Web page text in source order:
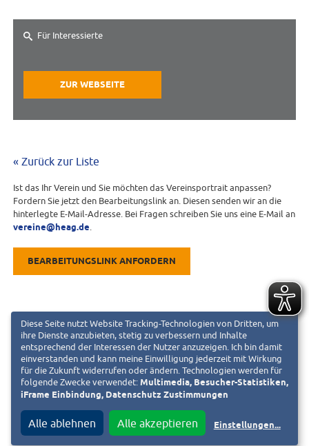
Für Interessierte
ZUR WEBSEITE
« Zurück zur Liste
Ist das Ihr Verein und Sie möchten das Vereinsportrait anpassen?
Fordern Sie jetzt den Bearbeitungslink an. Diesen senden wir an die
hinterlegte E-Mail-Adresse. Bei Fragen schreiben Sie uns eine E-Mail an
vereine@heag.de
BEARBEITUNGSLINK ANFORDERN
Diese Seite nutzt Website Tracking-Technologien von Dritten, um
ihre Dienste anzubieten, stetig zu verbessern und Inhalte
entsprechend der Interessen der Nutzer anzuzeigen. Ich bin damit
einverstanden und kann meine Einwilligung jederzeit mit Wirkung
für die Zukunft widerrufen oder ändern. Technologien werden für
folgende Zwecke verwendet: Multimedia, Besucher-Statistiken,
iFrame Einbindung, Datenschutz Zustimmungen
Alle ablehnen Alle akzeptieren Einstellungen...